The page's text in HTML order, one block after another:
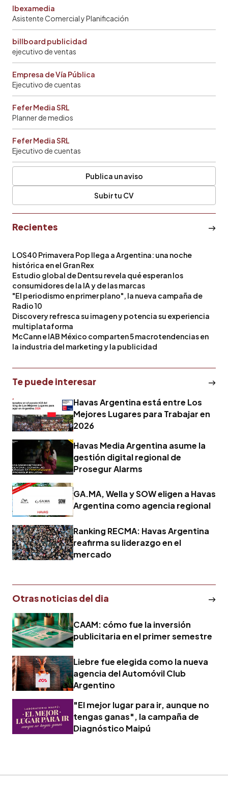
Ibexamedia
Asistente Comercial y Planificación
billboard publicidad
ejecutivo de ventas
Empresa de Vía Pública
Ejecutivo de cuentas
Fefer Media SRL
Planner de medios
Fefer Media SRL
Ejecutivo de cuentas
Publica un aviso
Subir tu CV
Recientes
LOS40 Primavera Pop llega a Argentina: una noche
histórica en el Gran Rex
Estudio global de Dentsu revela qué esperan los
consumidores de la IA y de las marcas
"El periodismo en primer plano", la nueva campaña de
Radio 10
Discovery refresca su imagen y potencia su experiencia
multiplataforma
McCann e IAB México comparten 5 macrotendencias en
la industria del marketing y la publicidad
Te puede interesar
Havas Argentina está entre Los
Mejores Lugares para Trabajar en
2026
Havas Media Argentina asume la
gestión digital regional de
Prosegur Alarms
GA.MA, Wella y SOW eligen a Havas
Argentina como agencia regional
Ranking RECMA: Havas Argentina
reafirma su liderazgo en el
mercado
Otras noticias del dia
CAAM: cómo fue la inversión
publicitaria en el primer semestre
Liebre fue elegida como la nueva
agencia del Automóvil Club
Argentino
"El mejor lugar para ir, aunque no
tengas ganas", la campaña de
Diagnóstico Maipú